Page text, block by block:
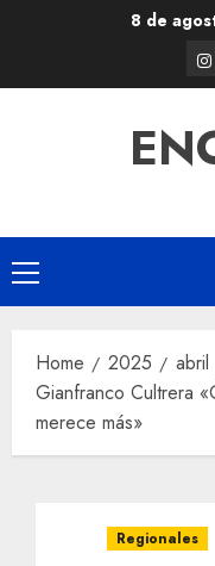
8 de
Primary
Menu
Home 2025 abril
Gianfranco Cultrera
merece más»
Regionales